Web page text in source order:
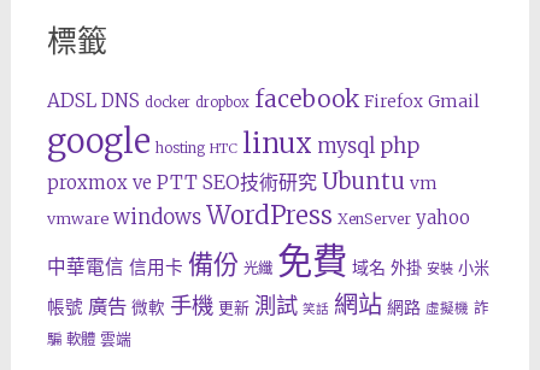
標籤
ADSL DNS docker dropbox facebook Firefox Gmail
google hosting HTC linux mysql php
proxmox ve PTT SEO技術研究 Ubuntu vm
vmware windows WordPress XenServer yahoo
中華電信 信用卡 備份 光纖 免費 域名 外掛 安裝 小米
帳號 廣告 微軟 手機 更新 測試 笑話 網站 網路 虛擬機 詐
騙 軟體 雲端